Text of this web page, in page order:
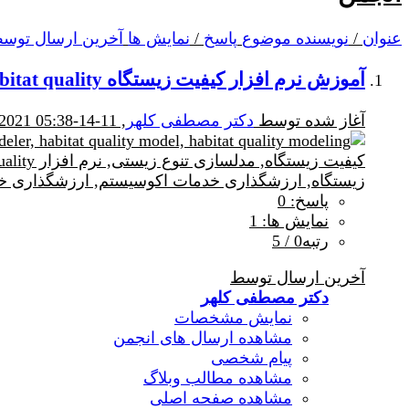
عنوان / نویسنده موضوع پاسخ / نمایش ها آخرین ارسال
آموزش نرم افزار کیفیت زیستگاه habitat quality
آغاز شده توسط دکتر مصطفی کلهر , 11-14-2021 05:38 PM
پاسخ: 0
نمایش ها: 1
رتبه0 / 5
آخرین ارسال توسط
دکتر مصطفی کلهر
نمایش مشخصات
مشاهده ارسال های انجمن
پیام شخصی
مشاهده مطالب وبلاگ
مشاهده صفحه اصلی